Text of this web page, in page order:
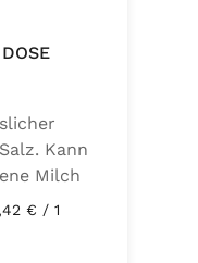
Kann
Milch
€ / 1